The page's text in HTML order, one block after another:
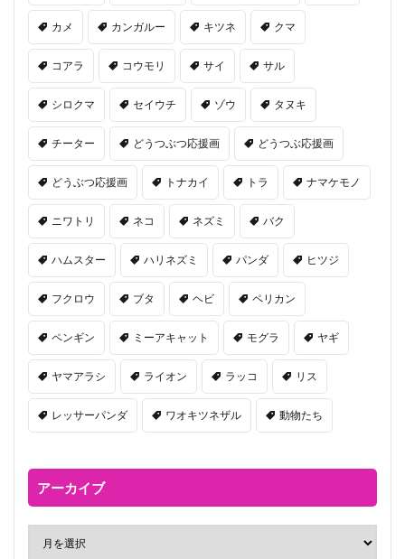
カメ カンガルー キツネ クマ
コアラ コウモリ サイ サル
シロクマ セイウチ ゾウ タヌキ
チーター どうつぶつ応援画 どうつぶ応援画
どうぶつ応援画 トナカイ トラ ナマケモノ
ニワトリ ネコ ネズミ バク
ハムスター ハリネズミ パンダ ヒツジ
フクロウ ブタ ヘビ ペリカン
ペンギン ミーアキャット モグラ ヤギ
ヤマアラシ ライオン ラッコ リス
レッサーパンダ ワオキツネザル 動物たち
アーカイブ